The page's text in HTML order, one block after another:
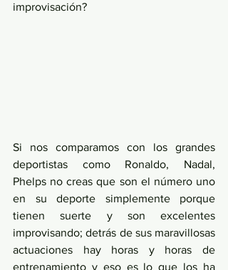
improvisación?
Si nos comparamos con los grandes
deportistas como Ronaldo, Nadal,
Phelps no creas que son el número uno
en su deporte simplemente porque
tienen suerte y son excelentes
improvisando; detrás de sus maravillosas
actuaciones hay horas y horas de
entrenamiento y eso es lo que los ha